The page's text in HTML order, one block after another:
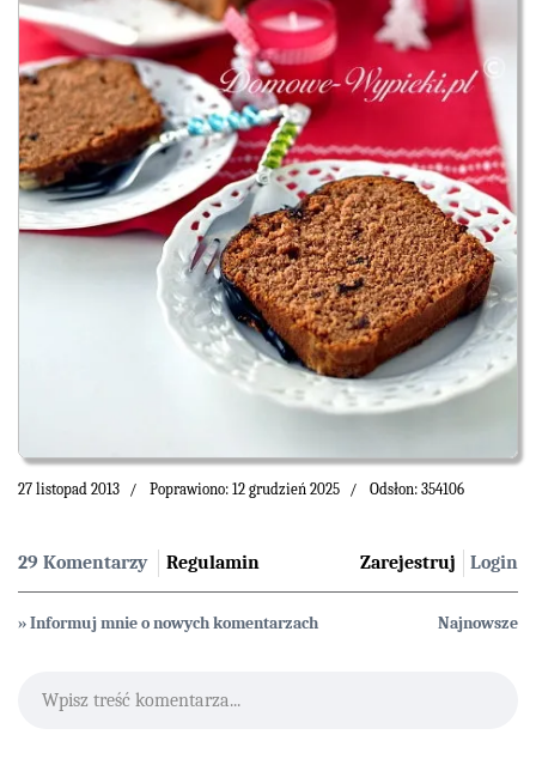
27 listopad 2013 Poprawiono: 12 grudzień 2025 Odsłon: 354106
29 Komentarzy Regulamin Login
Zarejestruj
» Informuj mnie o nowych komentarzach Najnowsze
Wpisz treść komentarza...